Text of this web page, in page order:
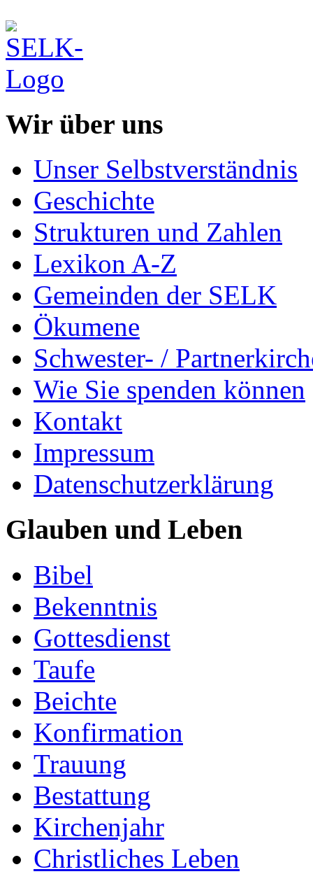
Wir über uns
Unser Selbstverständnis
Geschichte
Strukturen und Zahlen
Lexikon A-Z
Gemeinden der SELK
Ökumene
Schwester- /
Wie Sie spenden können
Kontakt
Impressum
Datenschutzerklärung
Glauben und Leben
Bibel
Bekenntnis
Gottesdienst
Taufe
Beichte
Konfirmation
Trauung
Bestattung
Kirchenjahr
Christliches Leben